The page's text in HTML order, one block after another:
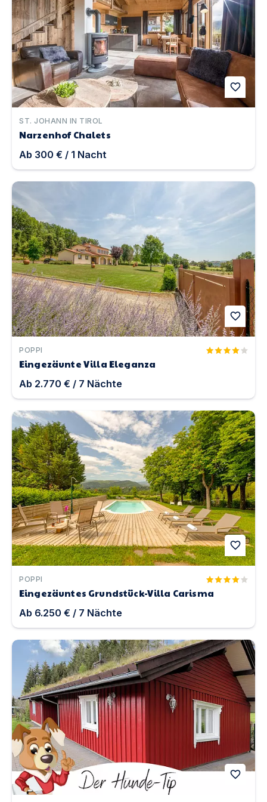
favorite
ST. JOHANN IN TIROL
Narzenhof Chalets
Ab 300 € / 1 Nacht
Eingezäunte Villa Eleganza | Unterkunft in Poppi
favorite
POPPI
Eingezäunte Villa Eleganza
Ab 2.770 € / 7 Nächte
Eingezäuntes Grundstück-Villa Carisma | Unterkunft in
favorite
POPPI
Eingezäuntes Grundstück-Villa Carisma
Ab 6.250 € / 7 Nächte
Haus Biberbüsch in der Eifel | Unterkunft in Jünkerath
favorite